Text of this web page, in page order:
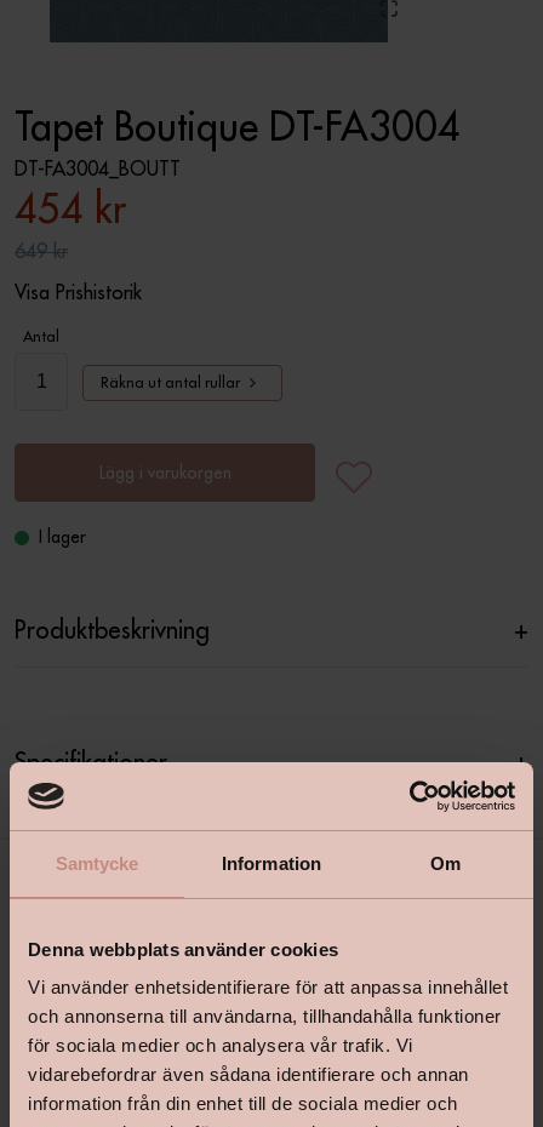
Samtycke Information Om
Denna webbplats använder cookies
Vi använder enhetsidentifierare för att anpassa innehållet
och annonserna till användarna, tillhandahålla funktioner
för sociala medier och analysera vår trafik. Vi
vidarebefordrar även sådana identifierare och annan
information från din enhet till de sociala medier och
Tapet Boutique DT-FA3004
DT-FA3004_BOUTT
454 kr
649 kr
Visa Prishistorik
Antal
Räkna ut antal rullar
Lägg i varukorgen
I lager
Produktbeskrivning +
Specifikationer +
shop@happyhomes.se
Vanliga frågor & svar